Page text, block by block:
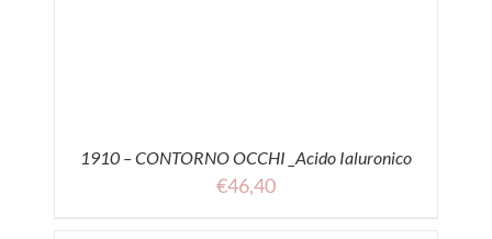
1910 – CONTORNO OCCHI _Acido Ialuronico
€46,40